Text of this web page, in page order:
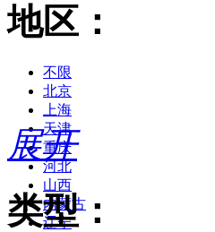
地区：
不限
北京
上海
天津
重庆
河北
山西
内蒙古
辽宁
展开
类型：